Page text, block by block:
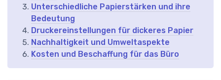
Unterschiedliche Papierstärken und ihre
Bedeutung
Druckereinstellungen für dickeres Papier
Nachhaltigkeit und Umweltaspekte
Kosten und Beschaffung für das Büro